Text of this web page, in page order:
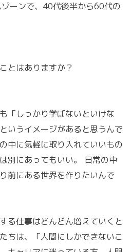
ーンで、40代後半から60代の
とはありますか？
「しっかり学ばないといけな
いうイメージがあると思うんで
中に気軽に取り入れていいもの
別にあってもいい。 日常の中
前にある世界を作りたいんで
る仕事はどんどん増えていくと
ちは、「人間にしかできないこ